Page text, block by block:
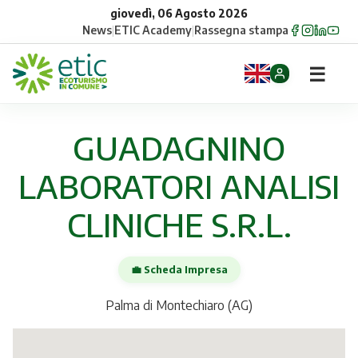
giovedì, 06 Agosto 2026
News|ETIC Academy|Rassegna stampa
Opportunità
Comuni
☰
GUADAGNINO
LABORATORI ANALISI
CLINICHE S.R.L.
💼 Scheda Impresa
Palma di Montechiaro (AG)